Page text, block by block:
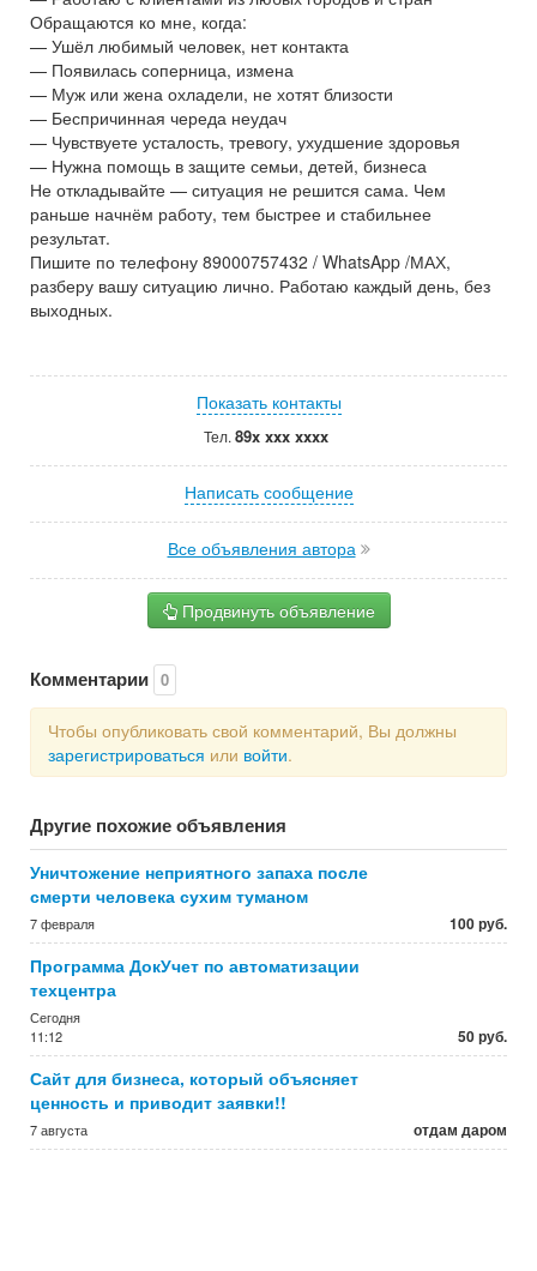
Обращаются ко мне, когда:
— Ушёл любимый человек, нет контакта
— Появилась соперница, измена
— Муж или жена охладели, не хотят близости
— Беспричинная череда неудач
— Чувствуете усталость, тревогу, ухудшение здоровья
— Нужна помощь в защите семьи, детей, бизнеса
Не откладывайте — ситуация не решится сама. Чем
раньше начнём работу, тем быстрее и стабильнее
результат.
Пишите по телефону 89000757432 / WhatsApp /МАХ,
разберу вашу ситуацию лично. Работаю каждый день, без
выходных.
Показать контакты
Тел. 89x xxx xxxx
Написать сообщение
Все объявления автора
Продвинуть объявление
Комментарии 0
Чтобы опубликовать свой комментарий, Вы должны
зарегистрироваться или войти.
Другие похожие объявления
Уничтожение неприятного запаха после
смерти человека сухим туманом
7 февраля 100 руб.
Программа ДокУчет по автоматизации
техцентра
Сегодня
11:12
50 руб.
Сайт для бизнеса, который объясняет
ценность и приводит заявки!!
7 августа отдам даром